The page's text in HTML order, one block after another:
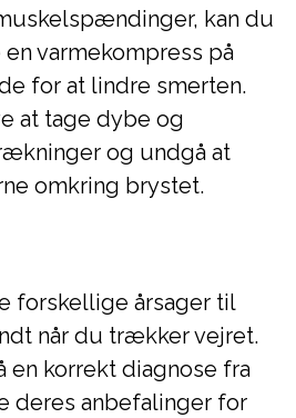
kan du
varmekompress på
for at lindre smerten.
at tage dybe og
og undgå at
omkring brystet.
forskellige årsager til
når du trækker vejret.
en korrekt diagnose fra
anbefalinger for